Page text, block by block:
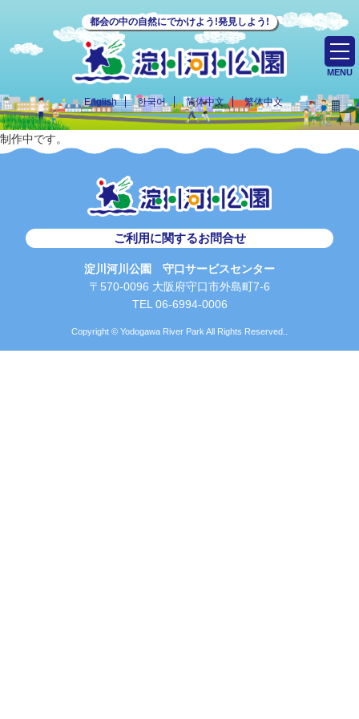
都会の中の自然にでかけよう!発見しよう!
English 한국어 简体中文 繁体中文
MENU
制作中です。
ご利用に関するお問合せ
淀川河川公園 守口サービスセンター
〒570-0096 大阪府守口市外島町7-6
TEL 06-6994-0006
Copyright © Yodogawa River Park All Rights Reserved..